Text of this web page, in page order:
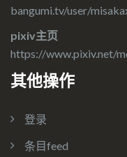
bangumi.tv/user/
pixiv主页
https://www.pixiv.net/
其他操作
登录
条目feed